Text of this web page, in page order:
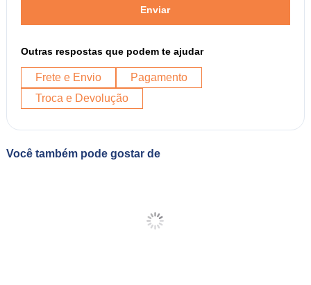
Enviar
Outras respostas que podem te ajudar
Frete e Envio
Pagamento
Troca e Devolução
Você também pode gostar de